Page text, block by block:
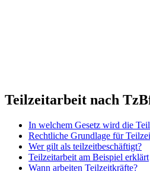
Teilzeitarbeit nach
In welchem Gesetz wird die
Rechtliche Grundlage für
Wer gilt als teilzeitbeschäftigt?
Teilzeitarbeit am Beispiel erklärt
Wann arbeiten Teilzeitkräfte?